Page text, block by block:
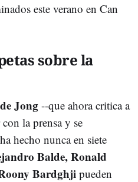
este verano en Can
sobre la
Jong--que ahora critica a
la prensa y se
hecho nunca en siete
Balde, Ronald
Bardghji pueden